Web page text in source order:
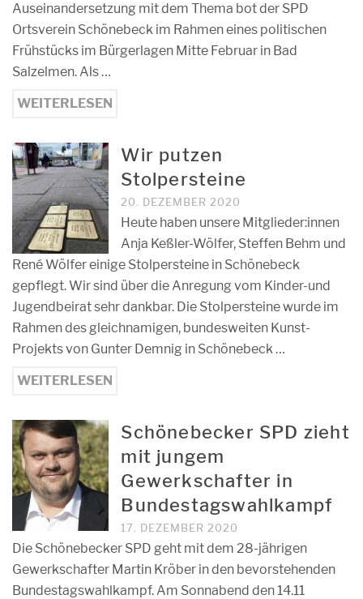
Auseinandersetzung mit dem Thema bot der SPD
Ortsverein Schönebeck im Rahmen eines politischen
Frühstücks im Bürgerlagen Mitte Februar in Bad
Salzelmen. Als …
WEITERLESEN
Wir putzen
Stolpersteine
20. DEZEMBER 2020
Heute haben unsere Mitglieder:innen
Anja Keßler-Wölfer, Steffen Behm und
René Wölfer einige Stolpersteine in Schönebeck
gepflegt. Wir sind über die Anregung vom Kinder-und
Jugendbeirat sehr dankbar. Die Stolpersteine wurde im
Rahmen des gleichnamigen, bundesweiten Kunst-
Projekts von Gunter Demnig in Schönebeck …
WEITERLESEN
Schönebecker SPD zieht
mit jungem
Gewerkschafter in
Bundestagswahlkampf
17. DEZEMBER 2020
Die Schönebecker SPD geht mit dem 28-jährigen
Gewerkschafter Martin Kröber in den bevorstehenden
Bundestagswahlkampf. Am Sonnabend den 14.11